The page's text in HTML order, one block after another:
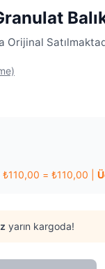
Orijinal
₺110,00 = ₺110,00
yarın kargoda!